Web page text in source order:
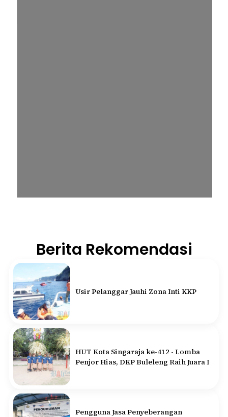
Berita Rekomendasi
Usir Pelanggar Jauhi Zona Inti KKP
HUT Kota Singaraja ke-412 - Lomba
Penjor Hias, DKP Buleleng Raih Juara I
Pengguna Jasa Penyeberangan